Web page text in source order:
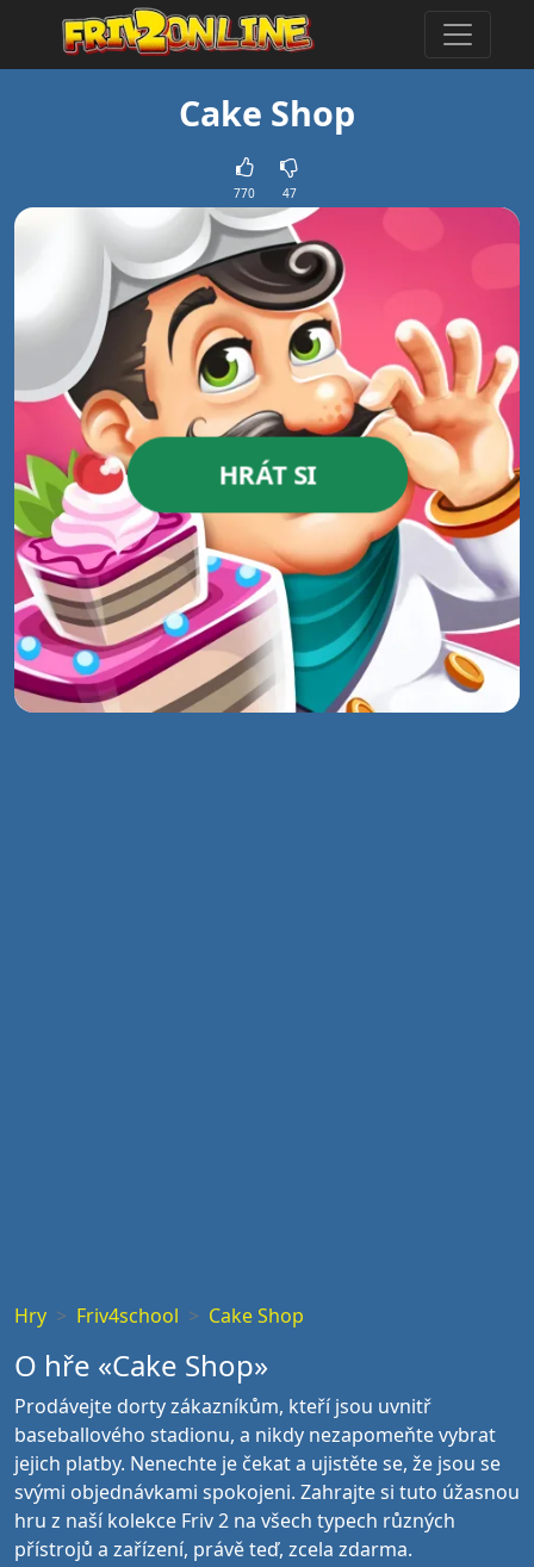
Cake Shop
770 47
HRÁT SI
Hry Friv4school Cake Shop
O hře «Cake Shop»
Prodávejte dorty zákazníkům, kteří jsou uvnitř
baseballového stadionu, a nikdy nezapomeňte vybrat
jejich platby. Nenechte je čekat a ujistěte se, že jsou se
svými objednávkami spokojeni. Zahrajte si tuto úžasnou
hru z naší kolekce Friv 2 na všech typech různých
přístrojů a zařízení, právě teď, zcela zdarma.